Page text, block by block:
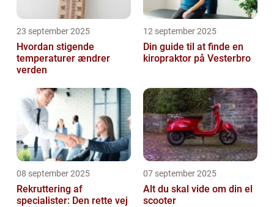
23 september 2025
Hvordan stigende
temperaturer ændrer
verden
12 september 2025
Din guide til at finde en
kiropraktor på Vesterbro
08 september 2025
Rekruttering af
specialister: Den rette vej
07 september 2025
Alt du skal vide om din el
scooter